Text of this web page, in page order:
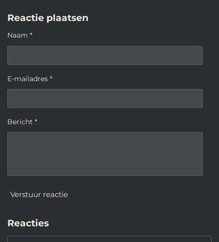
Reactie plaatsen
Naam *
E-mailadres *
Bericht *
Verstuur reactie
Reacties